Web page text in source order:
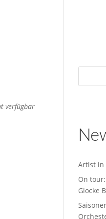
verfügbar
Artist in
On
Glocke